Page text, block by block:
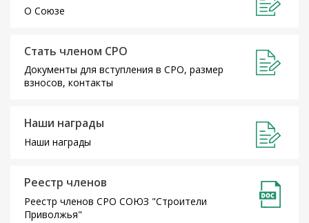
О Союзе
Стать членом СРО
Документы для вступления в СРО, размер
взносов, контакты
Наши награды
Наши награды
Реестр членов
Реестр членов СРО СОЮЗ "Строители
Приволжья"